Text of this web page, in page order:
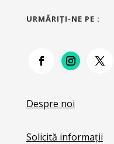
URMĂRIŢI-NE PE :
Despre noi
Solicită informații